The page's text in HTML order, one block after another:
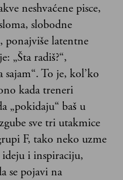
neshvaćene pisce,
slobodne
ponajviše latentne
„Šta radiš?“,
To je, kol’ko
kada treneri
„pokidaju“ baš u
sve tri utakmice
F, tako neko uzme
i inspiraciju,
se pojavi na